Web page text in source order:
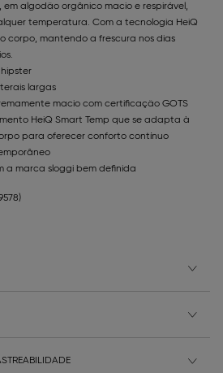
em algodão orgânico macio e respirável,
temperatura. Com a tecnologia HeiQ
corpo, mantendo a frescura nos dias
largas
macio com certificação GOTS
HeiQ Smart Temp que se adapta à
para oferecer conforto contínuo
a marca sloggi bem definida